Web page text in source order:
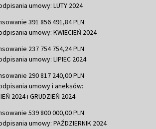
umowy: LUTY 2024
391 856 491,84 PLN
umowy: KWIECIEŃ 2024
237 754 754,24 PLN
umowy: LIPIEC 2024
290 817 240,00 PLN
umowy i aneksów:
2024 i GRUDZIEŃ 2024
539 800 000,00 PLN
umowy: PAŹDZIERNIK 2024